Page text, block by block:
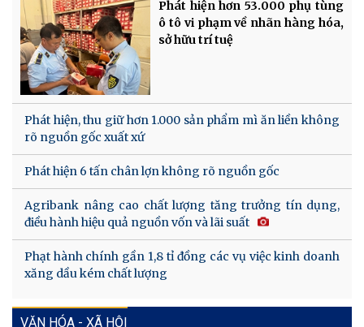
Phát hiện hơn 53.000 phụ tùng
ô tô vi phạm về nhãn hàng hóa,
sở hữu trí tuệ
Phát hiện, thu giữ hơn 1.000 sản phẩm mì ăn liền không
rõ nguồn gốc xuất xứ
Phát hiện 6 tấn chân lợn không rõ nguồn gốc
Agribank nâng cao chất lượng tăng trưởng tín dụng,
điều hành hiệu quả nguồn vốn và lãi suất
Phạt hành chính gần 1,8 tỉ đồng các vụ việc kinh doanh
xăng dầu kém chất lượng
VĂN HÓA - XÃ HỘI